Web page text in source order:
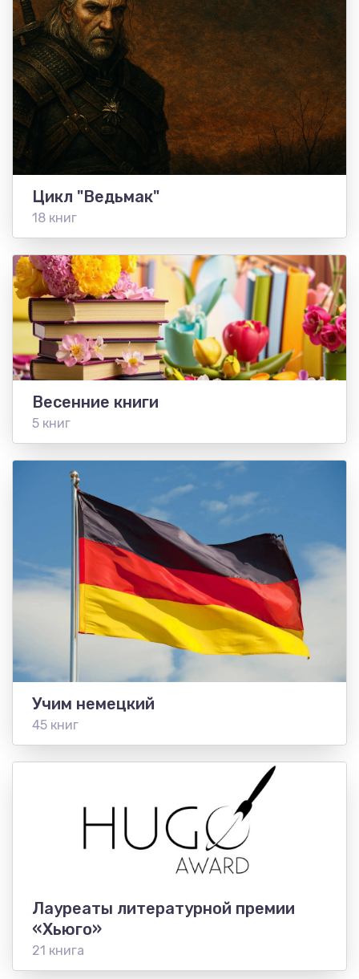
Цикл "Ведьмак"
18 книг
Весенние книги
5 книг
Учим немецкий
45 книг
Лауреаты литературной премии
«Хьюго»
21 книга